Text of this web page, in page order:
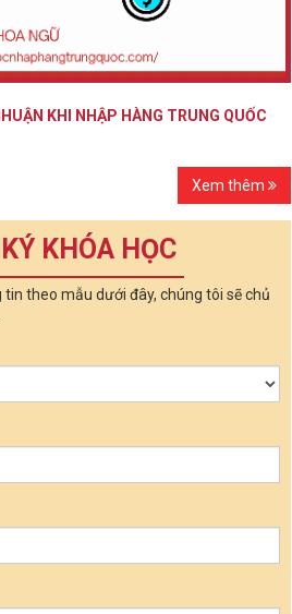
KHI NHẬP HÀNG TRUNG QUỐC
Xem thêm
KHÓA HỌC
theo mẫu dưới đây, chúng tôi sẽ chủ